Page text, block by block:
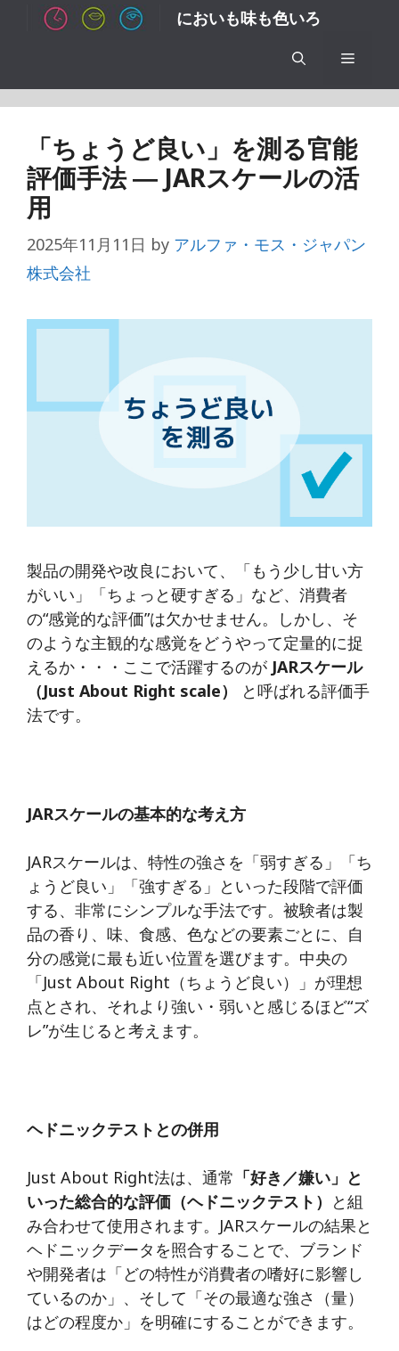
ツ
においも味も色いろ
メ
ニ
ュ
「ちょうど良い」を測る官能
評価手法 ― JARスケールの活
用
2025年11月11日 by アルファ・モス・ジャパン
株式会社
製品の開発や改良において、「もう少し甘い方
がいい」「ちょっと硬すぎる」など、消費者
の“感覚的な評価”は欠かせません。しかし、そ
のような主観的な感覚をどうやって定量的に捉
えるか・・・ここで活躍するのが JARスケール
（Just About Right scale）
と呼ばれる評価手
法です。
JARスケールの基本的な考え方
JARスケールは、特性の強さを「弱すぎる」「ち
ょうど良い」「強すぎる」といった段階で評価
する、非常にシンプルな手法です。被験者は製
品の香り、味、食感、色などの要素ごとに、自
分の感覚に最も近い位置を選びます。中央の
「Just About Right（ちょうど良い）」が理想
点とされ、それより強い・弱いと感じるほど“ズ
レ”が生じると考えます。
ヘドニックテストとの併用
Just About Right法は、通常 「好き／嫌い」と
いった総合的な評価（ヘドニックテスト） と組
み合わせて使用されます。JARスケールの結果と
ヘドニックデータを照合することで、ブランド
や開発者は「どの特性が消費者の嗜好に影響し
ているのか」、そして「その最適な強さ（量）
はどの程度か」を明確にすることができます。